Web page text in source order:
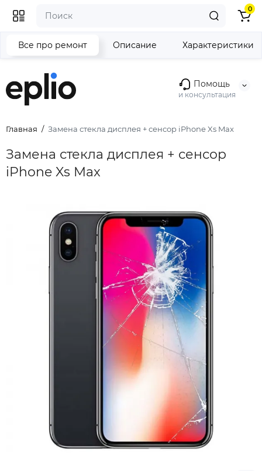
Помощь
и консультация
0
Главная Замена стекла дисплея + сенсор iPhone Xs Max
Замена стекла дисплея + сенсор
iPhone Xs Max
Все про ремонт Описание Характеристики